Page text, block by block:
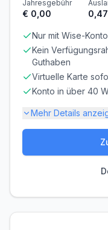
Jahresgebühr
€ 0,00
Nur mit Wise-Konto
Kein
Guthaben
Virtuelle Karte
Konto in über 40
Mehr Details
Voraussetzungen